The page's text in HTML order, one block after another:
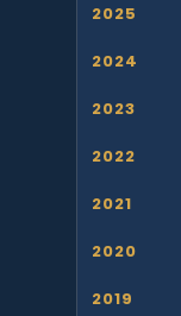
2025
2024
2023
2022
2021
2020
2019